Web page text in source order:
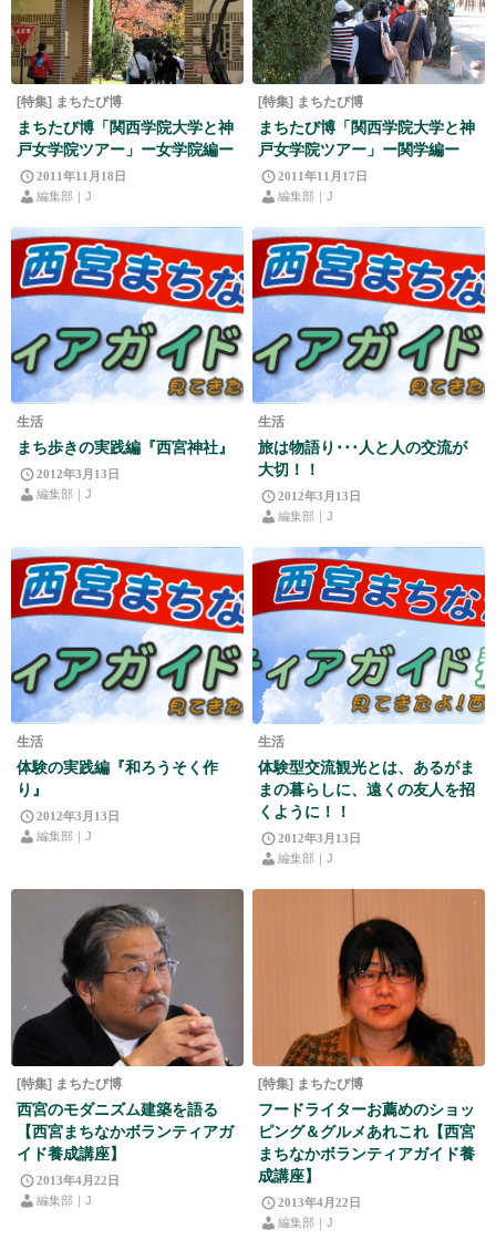
[特集] まちたび博
まちたび博「関西学院大学と神
戸女学院ツアー」ー女学院編ー
2011年11月18日
編集部｜J
[特集] まちたび博
まちたび博「関西学院大学と神
戸女学院ツアー」ー関学編ー
2011年11月17日
編集部｜J
生活
まち歩きの実践編『西宮神社』
2012年3月13日
編集部｜J
生活
旅は物語り･･･人と人の交流が
大切！！
2012年3月13日
編集部｜J
生活
体験の実践編『和ろうそく作
り』
2012年3月13日
編集部｜J
生活
体験型交流観光とは、あるがま
まの暮らしに、遠くの友人を招
くように！！
2012年3月13日
編集部｜J
[特集] まちたび博
西宮のモダニズム建築を語る
【西宮まちなかボランティアガ
イド養成講座】
2013年4月22日
編集部｜J
[特集] まちたび博
フードライターお薦めのショッ
ピング＆グルメあれこれ【西宮
まちなかボランティアガイド養
成講座】
2013年4月22日
編集部｜J